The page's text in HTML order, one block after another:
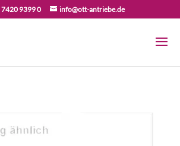
7420 9399 0 info@ott-antriebe.de